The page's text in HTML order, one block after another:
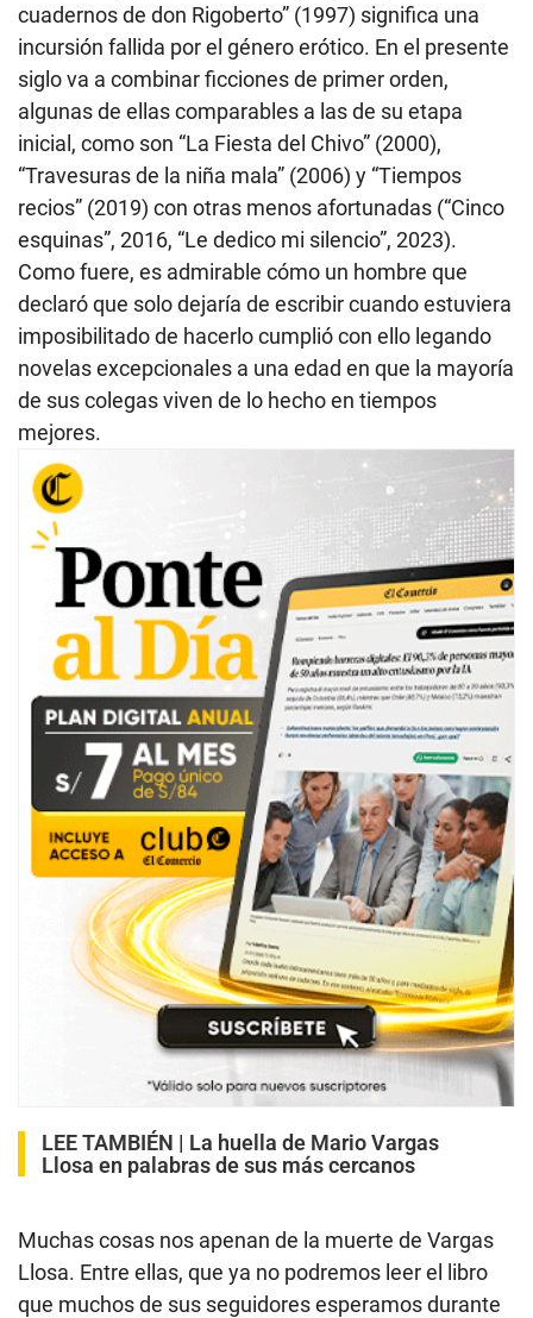
cuadernos de don Rigoberto” (1997) significa una
incursión fallida por el género erótico. En el presente
siglo va a combinar ficciones de primer orden,
algunas de ellas comparables a las de su etapa
inicial, como son “La Fiesta del Chivo” (2000),
“Travesuras de la niña mala” (2006) y “Tiempos
recios” (2019) con otras menos afortunadas (“Cinco
esquinas”, 2016, “Le dedico mi silencio”, 2023).
Como fuere, es admirable cómo un hombre que
declaró que solo dejaría de escribir cuando estuviera
imposibilitado de hacerlo cumplió con ello legando
novelas excepcionales a una edad en que la mayoría
de sus colegas viven de lo hecho en tiempos
mejores.
LEE TAMBIÉN | La huella de Mario Vargas
Llosa en palabras de sus más cercanos
Muchas cosas nos apenan de la muerte de Vargas
Llosa. Entre ellas, que ya no podremos leer el libro
que muchos de sus seguidores esperamos durante